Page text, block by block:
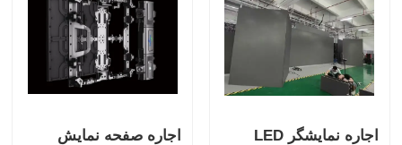
اجاره نمایشگر LED
اجاره صفحه نمایش